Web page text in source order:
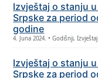
Izvještaj o stanju
Srpske za period
godine
4. Juna 2024. • Godišnji,
Izvještaj o stanju
Srpske za period